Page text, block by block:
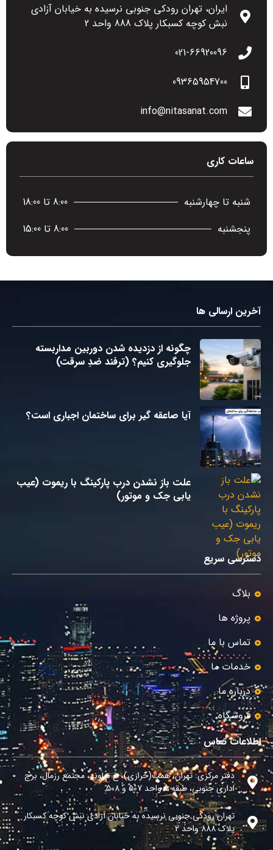
ایران، تهران رودکی جنوبی نرسیده به خیابان آزادی
نبش کوچه کسبکار پلاک 888 واحد 2
021-66920096​
09365954700
info@nitasanat.com
ساعات کاری
شنبه تا چهارشنبه
8:00 تا 18:00
پنجشنبه
8:00 تا 15:00
آخرین ارسالی ها
چگونه از دزدیده شدن دوربین مداربسته
جلوگیری کنیم؟ (ترفند ضدِ سرقت)
آیا صاعقه گیر برای ساختمان اجباری است؟
علت باز نشدن درب پارکینگ با ریموت (عیب
یابی جک و موتور)
دسترسی سریع
بلاگ
پروژه ها
تماس با ما
خدمات ما
درباره ما
فروشگاه
اطلاعات تماس
دفتر مرکزی: تهران، همت(خرازی)، خ نهاوند، مجتمع رزمال، برج
اداری جنوبی، طبقه 5 واحد 507 و 508
تهران رودکی جنوبی نرسیده به خیابان آزادی نبش کوچه کسبکار
پلاک 888 واحد 2